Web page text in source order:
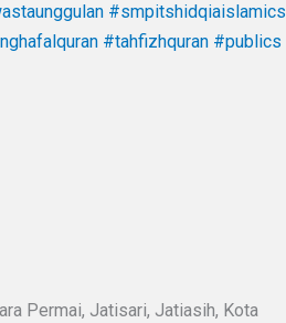
#smpitshidqiaislamics
#tahfizhquran #publics
Permai, Jatisari, Jatiasih, Kota